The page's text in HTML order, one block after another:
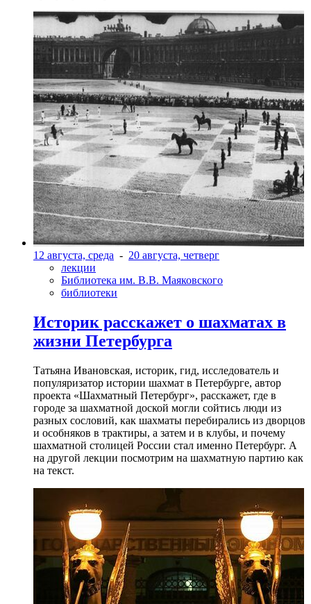
12 августа, среда - 20 августа, четверг
лекции
Библиотека им. В.В. Маяковского
библиотеки
Историк расскажет о шахматах в
жизни Петербурга
Татьяна Ивановская, историк, гид, исследователь и
популяризатор истории шахмат в Петербурге, автор
проекта «Шахматный Петербург», расскажет, где в
городе за шахматной доской могли сойтись люди из
разных сословий, как шахматы перебирались из дворцов
и особняков в трактиры, а затем и в клубы, и почему
шахматной столицей России стал именно Петербург. А
на другой лекции посмотрим на шахматную партию как
на текст.